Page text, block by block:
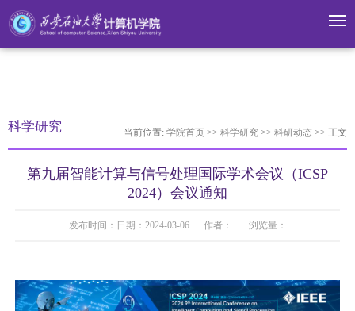
米兰·(milan)中国官网
科学研究 当前位置: 学院首页 >> 科学研究 >> 科研动态 >> 正文
第九届智能计算与信号处理国际学术会议（ICSP
2024）会议通知
发布时间：日期：2024-03-06 作者： 浏览量：